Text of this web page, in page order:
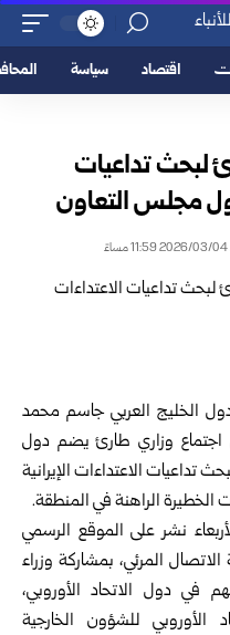
اقتصاد سياسة
لبحث تداعيات
دول مجلس التعاون
الخليج العربي جاسم محمد
اجتماع وزاري طارئ يضم دول
الاعتداءات الإيرانية
الراهنة في المنطقة.
نشر على الموقع الرسمي
المرئي، بمشاركة وزراء
في دول الاتحاد الأوروبي،
الأوروبي للشؤون الخارجية